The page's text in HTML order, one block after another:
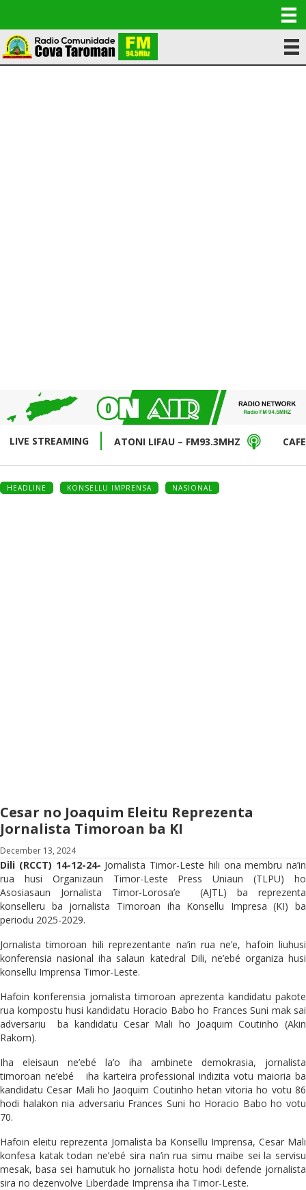
LIVE STREAMING ATONI LIFAU – FM93.3MHZ
HEADLINE KONSELLU IMPRENSA NASIONAL
Cesar no Joaquim Eleitu Reprezenta
Jornalista Timoroan ba KI
December 13, 2024
Dili (RCCT) 14-12-24- Jornalista Timor-Leste hili ona membru na’in
rua husi Organizaun Timor-Leste Press Uniaun (TLPU) ho
Asosiasaun Jornalista Timor-Lorosa’e (AJTL) ba reprezenta
konselleru ba jornalista Timoroan iha Konsellu Impresa (KI) ba
periodu 2025-2029.
Jornalista timoroan hili reprezentante na’in rua ne’e, hafoin liuhusi
konferensia nasional iha salaun katedral Dili, ne’ebé organiza husi
konsellu Imprensa Timor-Leste.
Hafoin konferensia jornalista timoroan aprezenta kandidatu pakote
rua kompostu husi kandidatu Horacio Babo ho Frances Suni mak sai
adversariu ba kandidatu Cesar Mali ho Joaquim Coutinho (Akin
Rakom).
Iha eleisaun ne’ebé la’o iha ambinete demokrasia, jornalista
timoroan ne’ebé iha karteira professional indizita votu maioria ba
kandidatu Cesar Mali ho Jaoquim Coutinho hetan vitoria ho votu 86
hodi halakon nia adversariu Frances Suni ho Horacio Babo ho votu
70.
Hafoin eleitu reprezenta Jornalista ba Konsellu Imprensa, Cesar Mali
konfesa katak todan ne’ebé sira na’in rua simu maibe sei la servisu
mesak, basa sei hamutuk ho jornalista hotu hodi defende jornalista
sira no dezenvolve Liberdade Imprensa iha Timor-Leste.